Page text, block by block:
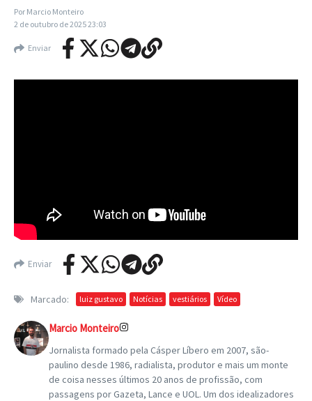
Por Marcio Monteiro
2 de outubro de 202523:03
Enviar
Enviar
Marcado: luiz gustavo Notícias vestiários Vídeo
Marcio Monteiro
Jornalista formado pela Cásper Líbero em 2007, são-
paulino desde 1986, radialista, produtor e mais um monte
de coisa nesses últimos 20 anos de profissão, com
passagens por Gazeta, Lance e UOL. Um dos idealizadores